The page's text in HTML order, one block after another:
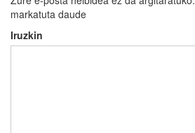
markatuta daude
Iruzkin